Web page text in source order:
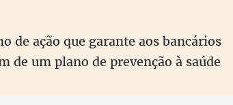
de ação que garante aos bancários
de um plano de prevenção à saúde